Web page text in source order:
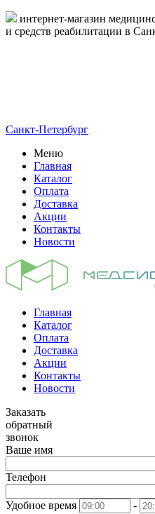
интернет-магазин
и средств реабилитации в
Санкт-Петербург
Меню
Главная
Каталог
Оплата
Доставка
Акции
Контакты
Новости
Главная
Каталог
Оплата
Доставка
Акции
Контакты
Новости
Заказать
обратный
звонок
Ваше имя
Телефон
Удобное время
-